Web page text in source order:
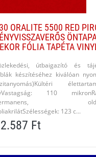
ORALITE 5500 RED
FÓLIA TAPÉTA
útbaigazító és
készítéséhez kiválóan
110
123 c...
Ft